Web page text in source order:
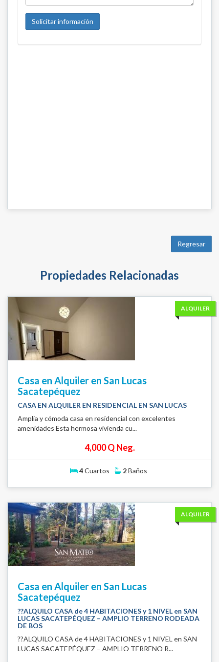
Solicitar información
Regresar
Propiedades Relacionadas
ALQUILER
Casa en Alquiler en San Lucas
Sacatepéquez
CASA EN ALQUILER EN RESIDENCIAL EN SAN LUCAS
Amplia y cómoda casa en residencial con excelentes
amenidades Esta hermosa vivienda cu...
4,000 Q Neg.
4Cuartos 2Baños
ALQUILER
Casa en Alquiler en San Lucas
Sacatepéquez
??ALQUILO CASA de 4 HABITACIONES y 1 NIVEL en SAN
LUCAS SACATEPÉQUEZ – AMPLIO TERRENO RODEADA
DE BOS
??ALQUILO CASA de 4 HABITACIONES y 1 NIVEL en SAN
LUCAS SACATEPÉQUEZ – AMPLIO TERRENO R...